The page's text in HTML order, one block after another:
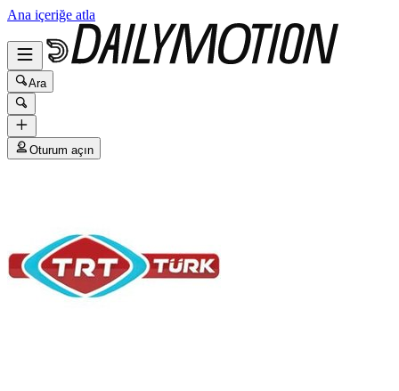
Ana içeriğe atla
Ara
Oturum açın